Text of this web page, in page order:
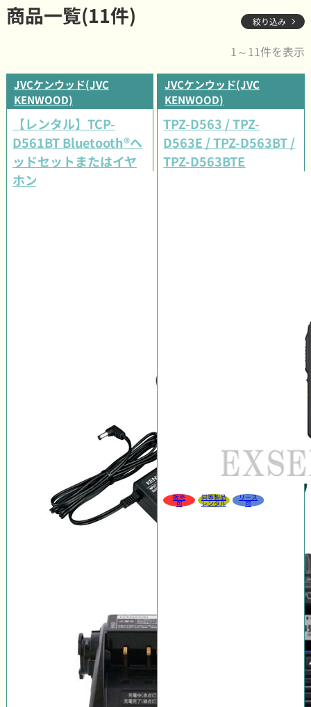
商品一覧(11件) 絞り込み
1～11件を表示
JVCケンウッド(JVC
KENWOOD)
【レンタル】TCP-
D561BT Bluetooth®ヘ
ッドセットまたはイヤ
ホンマイクセット
JVCケンウッド(JVC
KENWOOD)
TPZ-D563 / TPZ-
D563E / TPZ-D563BT /
TPZ-D563BTE
販売
可
同等製品
レンタル
リース
可